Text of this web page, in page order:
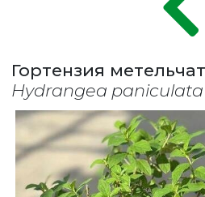
Гортензия
Hydrangea